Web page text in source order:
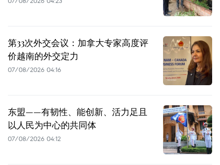
第33次外交会议：加拿大专家高度评
价越南的外交定力
07/08/2026 04:16
东盟——有韧性、能创新、活力足且
以人民为中心的共同体
07/08/2026 04:12